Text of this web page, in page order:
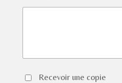
Recevoir une copie